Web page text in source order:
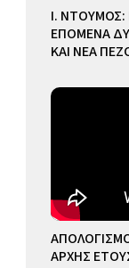
Ι.
ΕΠΟΜΕΝΑ
ΚΑΙ ΝΕΑ
ΑΡΧΗΣ